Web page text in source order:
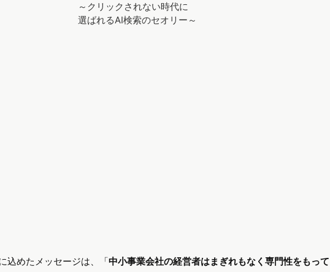
～クリックされない時代に
選ばれるAI検索のセオリー～
込めたメッセージは、「中小事業会社の経営者はまぎれもなく専門性をもって